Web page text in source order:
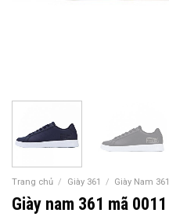
Trang chủ / Giày 361 / Giày Nam 361
Giày nam 361 mã 0011